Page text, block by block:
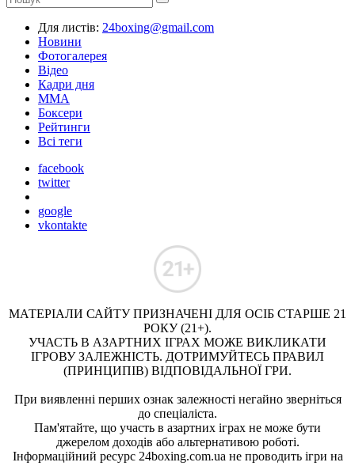
Для листів: 24boxing@gmail.com
Новини
Фотогалерея
Відео
Кадри дня
ММА
Боксери
Рейтинги
Всі теги
facebook
twitter
google
vkontakte
МАТЕРІАЛИ САЙТУ ПРИЗНАЧЕНІ ДЛЯ ОСІБ СТАРШЕ 21
РОКУ (21+).
УЧАСТЬ В АЗАРТНИХ ІГРАХ МОЖЕ ВИКЛИКАТИ
ІГРОВУ ЗАЛЕЖНІСТЬ. ДОТРИМУЙТЕСЬ ПРАВИЛ
(ПРИНЦИПІВ) ВІДПОВІДАЛЬНОЇ ГРИ.
При виявленні перших ознак залежності негайно зверніться
до спеціаліста.
Пам'ятайте, що участь в азартних іграх не може бути
джерелом доходів або альтернативою роботі.
Інформаційний ресурс 24boxing.com.ua не проводить ігри на